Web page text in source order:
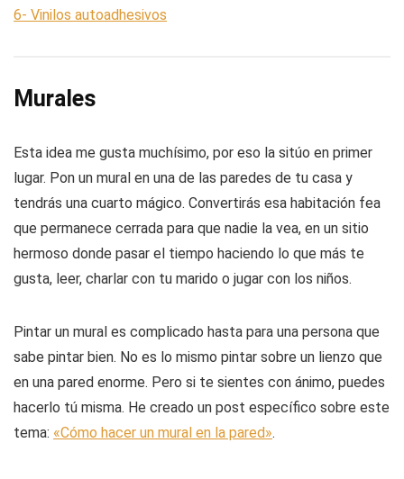
6- Vinilos autoadhesivos
Murales
Esta idea me gusta muchísimo, por eso la sitúo en primer
lugar. Pon un mural en una de las paredes de tu casa y
tendrás una cuarto mágico. Convertirás esa habitación fea
que permanece cerrada para que nadie la vea, en un sitio
hermoso donde pasar el tiempo haciendo lo que más te
gusta, leer, charlar con tu marido o jugar con los niños.
Pintar un mural es complicado hasta para una persona que
sabe pintar bien. No es lo mismo pintar sobre un lienzo que
en una pared enorme. Pero si te sientes con ánimo, puedes
hacerlo tú misma. He creado un post específico sobre este
tema: «Cómo hacer un mural en la pared».